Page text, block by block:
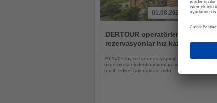
Oku
01.08.2026
DERTOUR operatörlerinde
rezervasyonlar hız kazandı
2026/27 kış sezonunda yapılan rezervasyonların
uzun mesafeli destinasyonlara yönelirken Tayland
tercih edilen tatil noktası oldu